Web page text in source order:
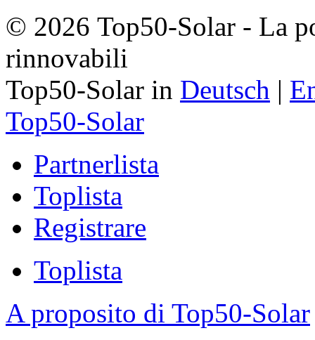
© 2026 Top50-Solar - La
rinnovabili
Top50-Solar in Deutsch |
Top50-Solar
Partnerlista
Toplista
Registrare
Toplista
A proposito di Top50-Solar